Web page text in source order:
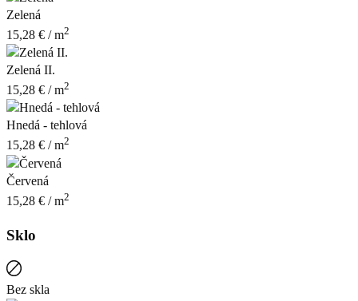
Zelená
15,28 € / m2
Zelená II.
15,28 € / m2
Hnedá - tehlová
15,28 € / m2
Červená
15,28 € / m2
Sklo
Bez skla